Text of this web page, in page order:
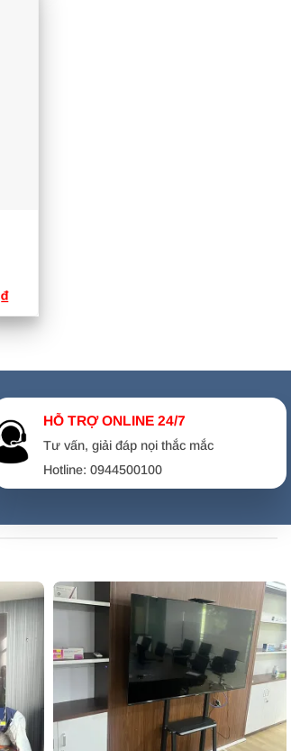
₫Giá
hiện
tại
790.000 ₫.
HỖ TRỢ ONLINE 24/7
Tư vấn, giải đáp nọi thắc mắc
Hotline: 0944500100